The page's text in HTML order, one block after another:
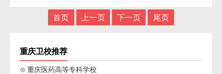
首页 上一页 下一页 尾页
重庆卫校推荐
⊙ 重庆医药高等专科学校